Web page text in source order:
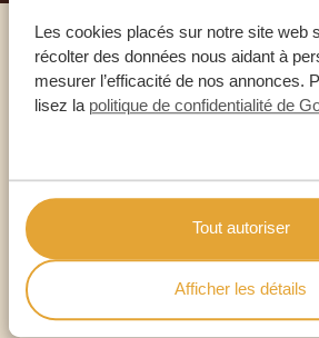
Les cookies placés sur notre site web
récolter des données nous aidant à
mesurer l’efficacité de nos annonces.
lisez la politique de confidentialité de
Tout autoriser
Afficher les détails
Appelez un
AUTRES PAYS